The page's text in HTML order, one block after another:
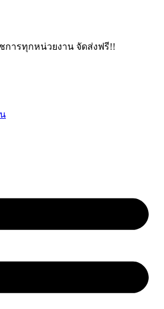
ารทุกหน่วยงาน จัดส่งฟรี!!